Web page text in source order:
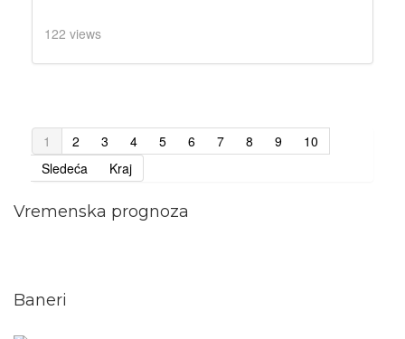
122 views
1 2 3 4 5 6 7 8 9
10
Sledeća
Kraj
Vremenska prognoza
Baneri